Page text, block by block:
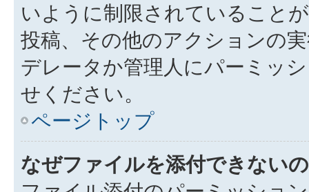
いように制限されていること
投稿、その他のアクションの
デレータか管理人にパーミッ
せください。
ページトップ
なぜファイルを添付できない